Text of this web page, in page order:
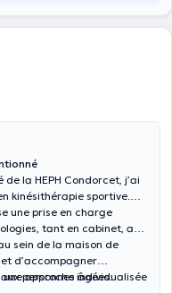
la HEPH Condorcet, j’ai
kinésithérapie sportive.
une prise en charge
tant en cabinet, au
sein de la maison de
d’accompagner
personnes âgées.
approche individualisée